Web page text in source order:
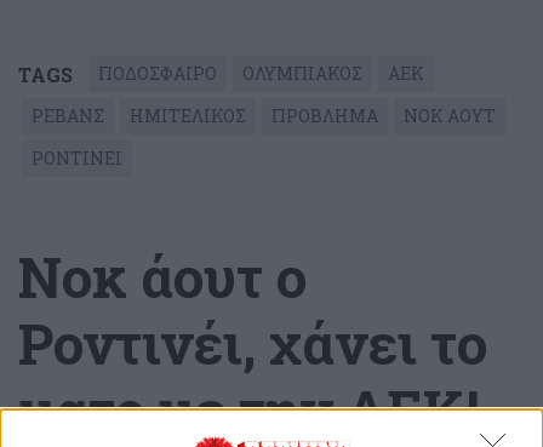
TAGS ΠΟΔΟΣΦΑΙΡΟ ΟΛΥΜΠΙΑΚΟΣ
ΑΕΚ
ΡΕΒΑΝΣ
ΗΜΙΤΕΛΙΚΟΣ ΠΡΟΒΛΗΜΑ
ΝΟΚ ΑΟΥΤ
ΡΟΝΤΙΝΕΙ
Νοκ άουτ ο
Ροντινέι, χάνει το
ματς με την ΑΕΚ!